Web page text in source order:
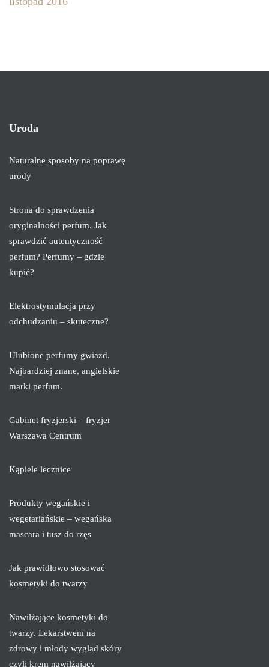
Uroda
Naturalne sposoby na poprawę
urody
Strona do sprawdzenia
oryginalności perfum. Jak
sprawdzić autentyczność
perfum? Perfumy – gdzie
kupić?
Elektrostymulacja przy
odchudzaniu – skuteczne?
Ulubione perfumy gwiazd.
Najbardziej znane, angielskie
marki perfum.
Gabinet fryzjerski – fryzjer
Warszawa Centrum
Kąpiele lecznice
Produkty wegańskie i
wegetariańskie – wegańska
mascara i tusz do rzęs
Jak prawidłowo stosować
kosmetyki do twarzy
Nawilżające kosmetyki do
twarzy. Lekarstwem na
zdrowy i młody wygląd skóry
czyli krem nawilżający